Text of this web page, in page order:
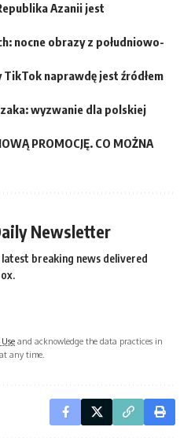
Azanii jest
nocne obrazy z południowo-
naprawdę jest źródłem
wyzwanie dla polskiej
PROMOCJĘ. CO MOŻNA
Newsletter
breaking news delivered
and acknowledge the data practices in
any time.